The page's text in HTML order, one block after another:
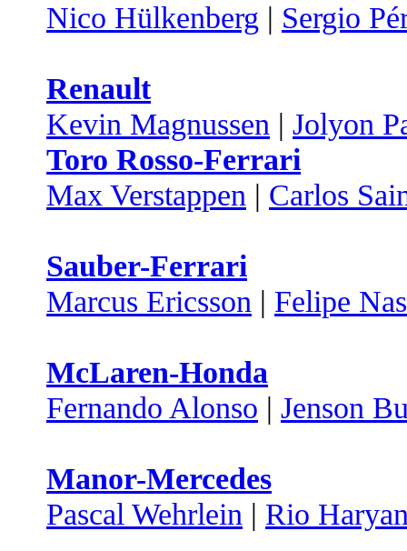
Nico Hülkenberg | Sergio
Renault
Kevin Magnussen | Jolyon
Toro Rosso-Ferrari
Max Verstappen | Carlos
Sauber-Ferrari
Marcus Ericsson | Felipe
McLaren-Honda
Fernando Alonso | Jenson
Manor-Mercedes
Pascal Wehrlein | Rio